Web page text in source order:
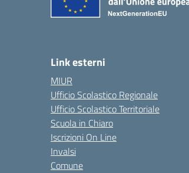
Link esterni
MIUR
Ufficio Scolastico Regionale
Ufficio Scolastico Territoriale
Scuola in Chiaro
Iscrizioni On Line
Invalsi
Comune